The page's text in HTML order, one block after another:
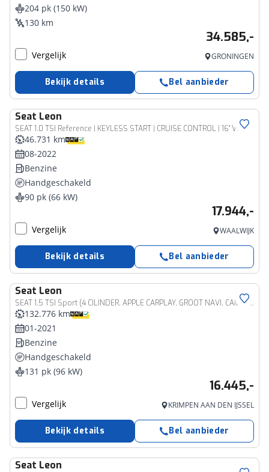
204 pk (150 kW)
130 km
34.585,-
Vergelijk GRONINGEN
Bekijk details Bel aanbieder
Seat Leon
SEAT 1.0 TSI Reference | KEYLESS START | CRUISE CONTROL | 16" VELGEN | CLIMATE CONTROL | APPLE CARPLAY/ANDROID AUTO |
46.731 km
08-2022
Benzine
Handgeschakeld
90 pk (66 kW)
17.944,-
Vergelijk WAALWIJK
Bekijk details Bel aanbieder
Seat Leon
SEAT 1.5 TSI Sport (4 CILINDER, APPLE CARPLAY, GROOT NAVI, CAMERA, GETINT GLAS, SPORTSTOELEN, ADAPTIVE CRUISE, KEYLESS, NIEUWSTAAT)
132.776 km
01-2021
Benzine
Handgeschakeld
131 pk (96 kW)
16.445,-
Vergelijk KRIMPEN AAN DEN IJSSEL
Bekijk details Bel aanbieder
Seat Leon